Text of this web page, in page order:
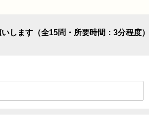
します（全15問・所要時間：3分程度）